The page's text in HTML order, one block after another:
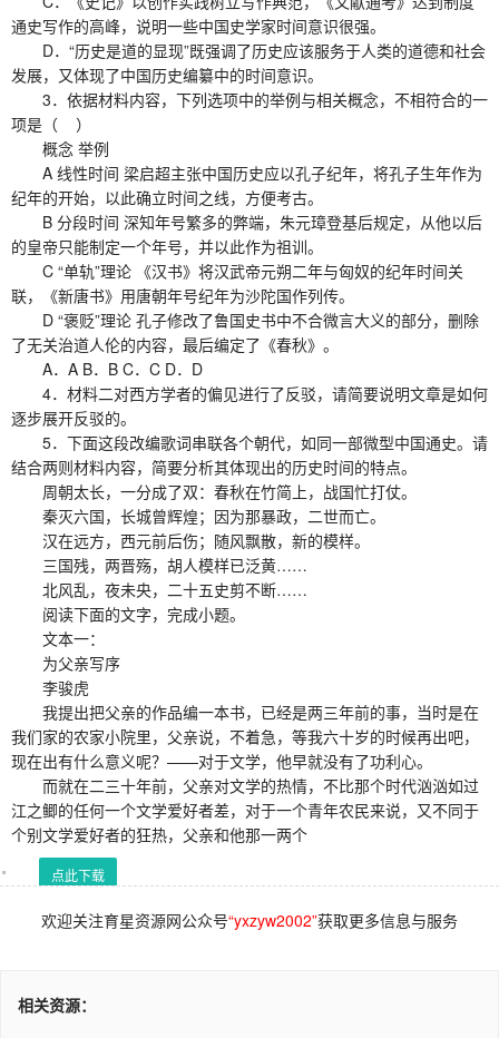
通史写作的高峰，说明一些中国史学家时间意识很强。
D．“历史是道的显现”既强调了历史应该服务于人类的道德和社会
发展，又体现了中国历史编纂中的时间意识。
3．依据材料内容，下列选项中的举例与相关概念，不相符合的一
项是（ ）
概念 举例
A 线性时间 梁启超主张中国历史应以孔子纪年，将孔子生年作为
纪年的开始，以此确立时间之线，方便考古。
B 分段时间 深知年号繁多的弊端，朱元璋登基后规定，从他以后
的皇帝只能制定一个年号，并以此作为祖训。
C “单轨”理论 《汉书》将汉武帝元朔二年与匈奴的纪年时间关
联，《新唐书》用唐朝年号纪年为沙陀国作列传。
D “褒贬”理论 孔子修改了鲁国史书中不合微言大义的部分，删除
了无关治道人伦的内容，最后编定了《春秋》。
A．A B．B C．C D．D
4．材料二对西方学者的偏见进行了反驳，请简要说明文章是如何
逐步展开反驳的。
5．下面这段改编歌词串联各个朝代，如同一部微型中国通史。请
结合两则材料内容，简要分析其体现出的历史时间的特点。
周朝太长，一分成了双：春秋在竹简上，战国忙打仗。
秦灭六国，长城曾辉煌；因为那暴政，二世而亡。
汉在远方，西元前后伤；随风飘散，新的模样。
三国残，两晋殇，胡人模样已泛黄……
北风乱，夜未央，二十五史剪不断……
阅读下面的文字，完成小题。
文本一：
为父亲写序
李骏虎
我提出把父亲的作品编一本书，已经是两三年前的事，当时是在
我们家的农家小院里，父亲说，不着急，等我六十岁的时候再出吧，
现在出有什么意义呢？——对于文学，他早就没有了功利心。
而就在二三十年前，父亲对文学的热情，不比那个时代汹汹如过
江之鲫的任何一个文学爱好者差，对于一个青年农民来说，又不同于
个别文学爱好者的狂热，父亲和他那一两个
点此下载
欢迎关注育星资源网公众号“yxzyw2002”获取更多信息与服务
相关资源：